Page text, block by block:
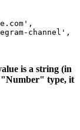
channel',
is a string (in
"Number" type, it